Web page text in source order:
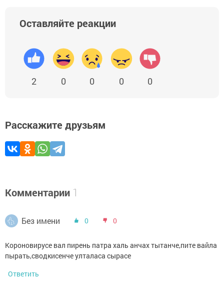
Оставляйте реакции
2 0 0 0 0
Расскажите друзьям
Комментарии 1
Без имени 0 0
Короновирусе вал пирень патра халь анчах тытанче,пите вайла
пырать,сводкисенче улталаса сырасе
Ответить